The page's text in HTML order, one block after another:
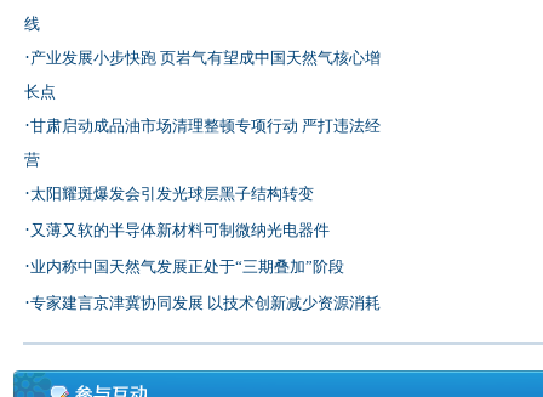
线
·产业发展小步快跑 页岩气有望成中国天然气核心增
长点
·甘肃启动成品油市场清理整顿专项行动 严打违法经
营
·太阳耀斑爆发会引发光球层黑子结构转变
·又薄又软的半导体新材料可制微纳光电器件
·业内称中国天然气发展正处于“三期叠加”阶段
·专家建言京津冀协同发展 以技术创新减少资源消耗